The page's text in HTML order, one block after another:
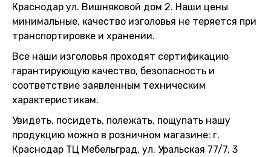
Краснодар ул. Вишняковой дом 2. Наши цены
минимальные, качество изголовья не теряется при
транспортировке и хранении.
Все наши изголовья проходят сертификацию
гарантирующую качество, безопасность и
соответствие заявленным техническим
характеристикам.
Увидеть, посидеть, полежать, пощупать нашу
продукцию можно в розничном магазине: г.
Краснодар ТЦ Мебельград, ул. Уральская 77/7, 3